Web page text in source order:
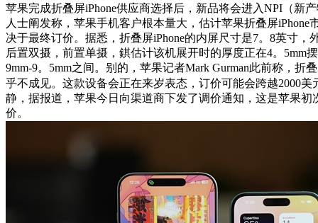
苹果完成折叠屏iPhone供应商选择后，新品将会进入NPI（新
人士阐发称，苹果手机客户根本量大，估计苹果折叠屏iPhone
决于最终订价。据悉，折叠屏iPhone的内屏尺寸是7。8英寸，
后置双摄，前置单摄，錤估计该机展开时的厚度正在4。5mm
9mm-9。5mm之间。别的，苹果记者Mark Gurman此前称，折
乎不成见。这款设备会正在来岁表态，订价可能会跨越2000美
静，据报道，苹果今日向渠道商下发了调价通知，这是苹果初
价。